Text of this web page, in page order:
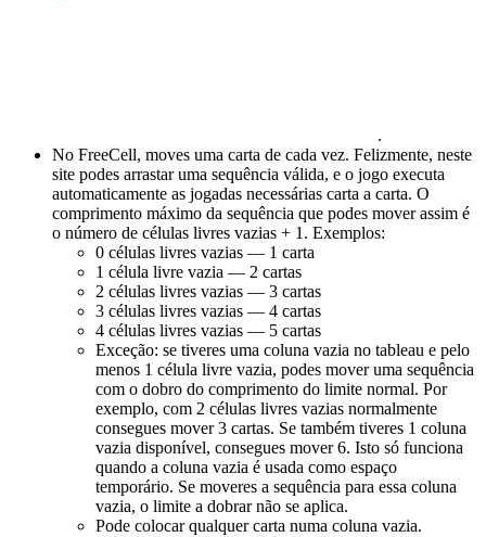
.
No FreeCell, moves uma carta de cada vez. Felizmente, neste
site podes arrastar uma sequência válida, e o jogo executa
automaticamente as jogadas necessárias carta a carta. O
comprimento máximo da sequência que podes mover assim é
o número de células livres vazias + 1. Exemplos:
0 células livres vazias — 1 carta
1 célula livre vazia — 2 cartas
2 células livres vazias — 3 cartas
3 células livres vazias — 4 cartas
4 células livres vazias — 5 cartas
Exceção: se tiveres uma coluna vazia no tableau e pelo
menos 1 célula livre vazia, podes mover uma sequência
com o dobro do comprimento do limite normal. Por
exemplo, com 2 células livres vazias normalmente
consegues mover 3 cartas. Se também tiveres 1 coluna
vazia disponível, consegues mover 6. Isto só funciona
quando a coluna vazia é usada como espaço
temporário. Se moveres a sequência para essa coluna
vazia, o limite a dobrar não se aplica.
Pode colocar qualquer carta numa coluna vazia.